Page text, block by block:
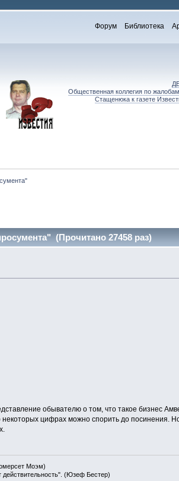
Форум Библиотека
Общественная коллегия по
Стащенюка к газете
(Прочитано 27458 раз)
обывателю о том, что такое бизнес
цифрах можно спорить до посинения.
Моэм)
(Юзеф Бестер)